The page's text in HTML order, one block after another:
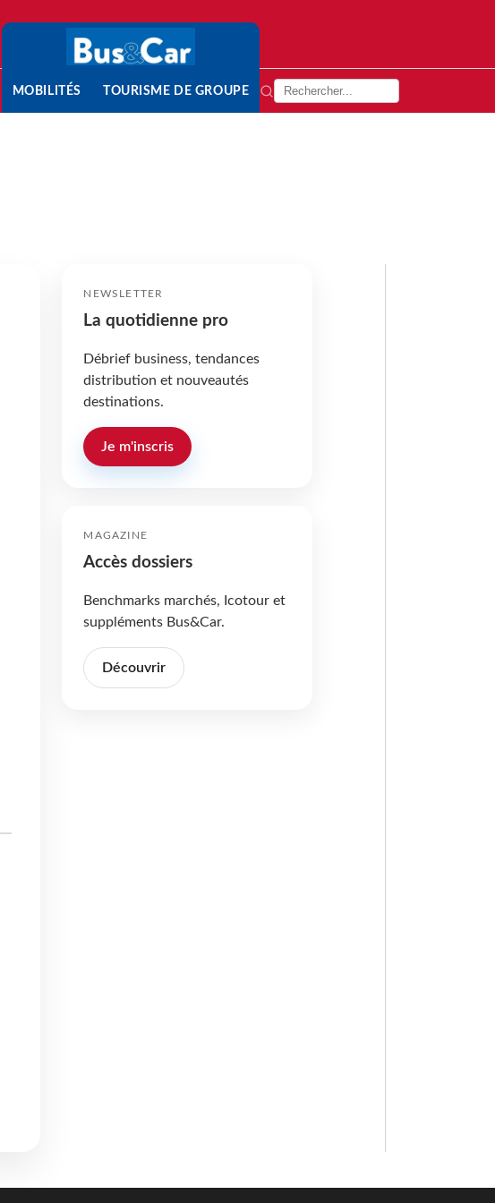
MOBILITÉS TOURISME DE GROUPE
NEWSLETTER
La quotidienne pro
Débrief business, tendances
distribution et nouveautés
destinations.
Je m'inscris
MAGAZINE
Accès dossiers
Benchmarks marchés, Icotour et
suppléments Bus&Car.
Découvrir